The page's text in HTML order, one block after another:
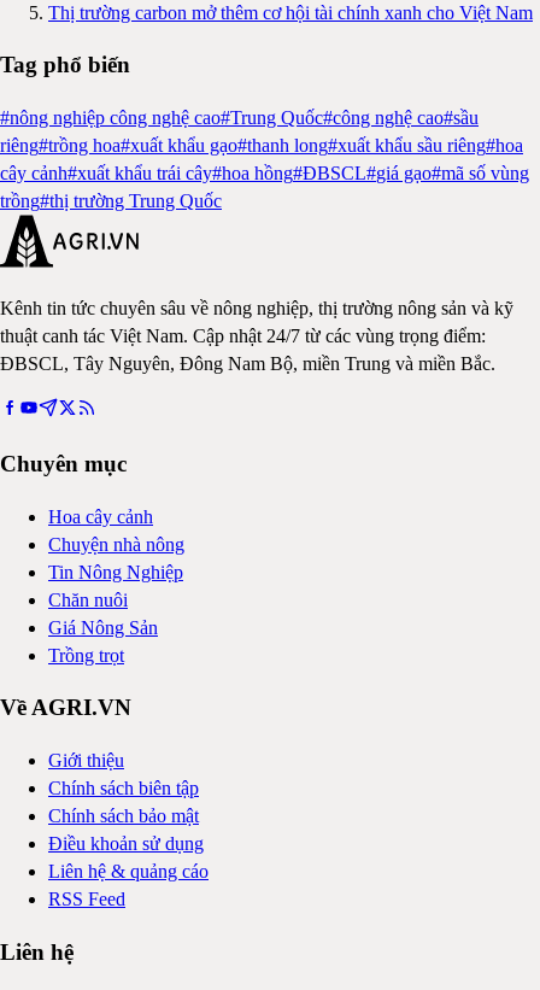
Thị trường carbon mở thêm cơ hội tài chính xanh cho Việt Nam
Tag phổ biến
#nông nghiệp công nghệ cao#Trung Quốc#công nghệ cao#sầu
riêng#trồng hoa#xuất khẩu gạo#thanh long#xuất khẩu sầu riêng#hoa
cây cảnh#xuất khẩu trái cây#hoa hồng#ĐBSCL#giá gạo#mã số vùng
trồng#thị trường Trung Quốc
Kênh tin tức chuyên sâu về nông nghiệp, thị trường nông sản và kỹ
thuật canh tác Việt Nam. Cập nhật 24/7 từ các vùng trọng điểm:
ĐBSCL, Tây Nguyên, Đông Nam Bộ, miền Trung và miền Bắc.
Chuyên mục
Hoa cây cảnh
Chuyện nhà nông
Tin Nông Nghiệp
Chăn nuôi
Giá Nông Sản
Trồng trọt
Về AGRI.VN
Giới thiệu
Chính sách biên tập
Chính sách bảo mật
Điều khoản sử dụng
Liên hệ & quảng cáo
RSS Feed
Liên hệ